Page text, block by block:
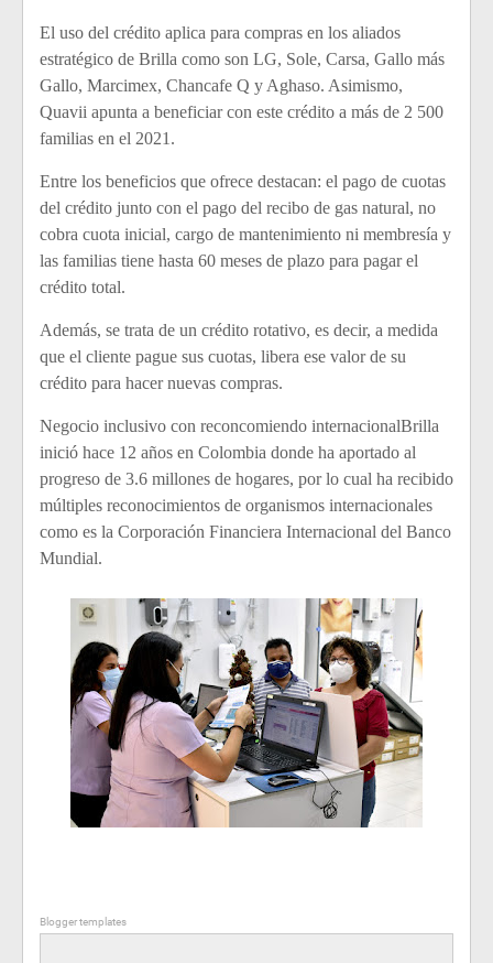
El uso del crédito aplica para compras en los aliados
estratégico de Brilla como son LG, Sole, Carsa, Gallo más
Gallo, Marcimex, Chancafe Q y Aghaso. Asimismo,
Quavii apunta a beneficiar con este crédito a más de 2 500
familias en el 2021.
Entre los beneficios que ofrece destacan: el pago de cuotas
del crédito junto con el pago del recibo de gas natural, no
cobra cuota inicial, cargo de mantenimiento ni membresía y
las familias tiene hasta 60 meses de plazo para pagar el
crédito total.
Además, se trata de un crédito rotativo, es decir, a medida
que el cliente pague sus cuotas, libera ese valor de su
crédito para hacer nuevas compras.
Negocio inclusivo con reconcomiendo internacionalBrilla
inició hace 12 años en Colombia donde ha aportado al
progreso de 3.6 millones de hogares, por lo cual ha recibido
múltiples reconocimientos de organismos internacionales
como es la Corporación Financiera Internacional del Banco
Mundial.
Blogger templates